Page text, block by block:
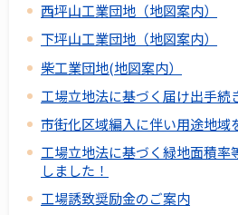
西坪山工業団地（地図案内）
下坪山工業団地（地図案内）
柴工業団地(地図案内）
工場立地法に基づく届け出手続
市街化区域編入に伴い用途地域
工場立地法に基づく緑地面積率
しました！
工場誘致奨励金のご案内